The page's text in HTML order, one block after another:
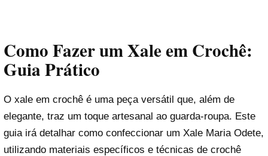
Como Fazer um Xale em Crochê:
Guia Prático
O xale em crochê é uma peça versátil que, além de
elegante, traz um toque artesanal ao guarda-roupa. Este
guia irá detalhar como confeccionar um Xale Maria Odete,
utilizando materiais específicos e técnicas de crochê